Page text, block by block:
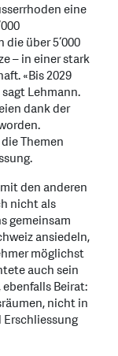
eine
über 5‘000
– in einer stark
«Bis 2029
Lehmann.
dank der
Themen
den anderen
nicht als
gemeinsam
ansiedeln,
möglichst
auch sein
Beirat:
nicht in